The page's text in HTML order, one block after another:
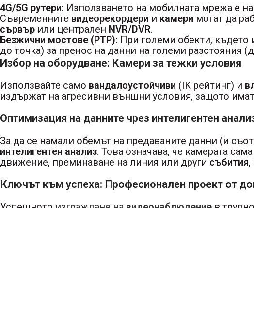
4G/5G рутери: Използването на мобилната мрежа е
Съвременните видеорекордери и камери могат да
сървър или централен NVR/DVR.
Безжични мостове (PTP): При големи обекти, където
до точка) за пренос на данни на големи разстояния
Избор на оборудване: Камери за тежки условия
Използвайте само вандалоустойчиви (IK рейтинг) и
издържат на агресивни външни условия, защото
Оптимизация на данните чрез интелигентен
За да се намали обемът на предаваните данни (и
интелигентен анализ. Това означава, че камерата
движение, преминаване на линия или други събития,
Ключът към успеха: Професионален проект от
Успешното изграждане на видеонаблюдение в